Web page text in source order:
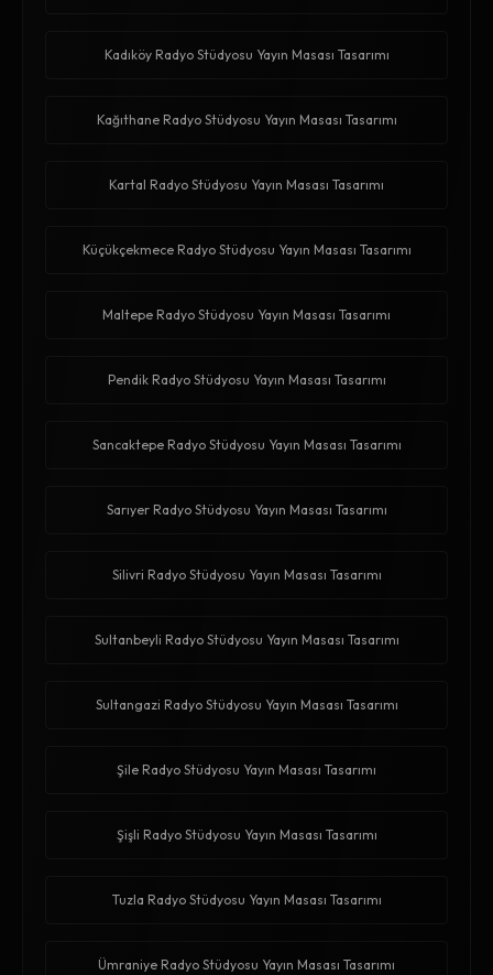
Kadıköy Radyo Stüdyosu Yayın Masası Tasarımı
Kağıthane Radyo Stüdyosu Yayın Masası Tasarımı
Kartal Radyo Stüdyosu Yayın Masası Tasarımı
Küçükçekmece Radyo Stüdyosu Yayın Masası Tasarımı
Maltepe Radyo Stüdyosu Yayın Masası Tasarımı
Pendik Radyo Stüdyosu Yayın Masası Tasarımı
Sancaktepe Radyo Stüdyosu Yayın Masası Tasarımı
Sarıyer Radyo Stüdyosu Yayın Masası Tasarımı
Silivri Radyo Stüdyosu Yayın Masası Tasarımı
Sultanbeyli Radyo Stüdyosu Yayın Masası Tasarımı
Sultangazi Radyo Stüdyosu Yayın Masası Tasarımı
Şile Radyo Stüdyosu Yayın Masası Tasarımı
Şişli Radyo Stüdyosu Yayın Masası Tasarımı
Tuzla Radyo Stüdyosu Yayın Masası Tasarımı
Ümraniye Radyo Stüdyosu Yayın Masası Tasarımı